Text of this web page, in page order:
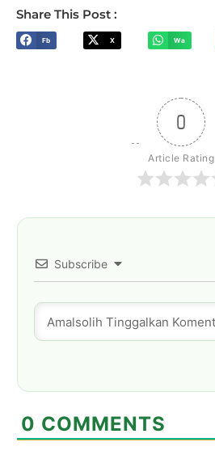
Share This Post :
Fb X Wa
0
Article Rating
Subscribe
0 COMMENTS